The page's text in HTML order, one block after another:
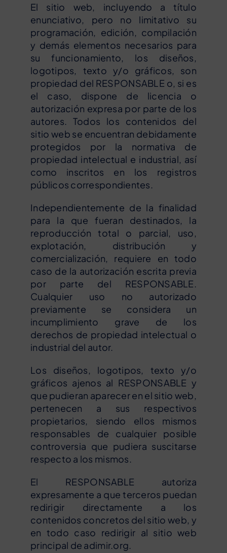
El sitio web, incluyendo a título
enunciativo, pero no limitativo su
programación, edición, compilación
y demás elementos necesarios para
su funcionamiento, los diseños,
logotipos, texto y/o gráficos, son
propiedad del RESPONSABLE o, si es
el caso, dispone de licencia o
autorización expresa por parte de los
autores. Todos los contenidos del
sitio web se encuentran debidamente
protegidos por la normativa de
propiedad intelectual e industrial, así
como inscritos en los registros
públicos correspondientes.
Independientemente de la finalidad
para la que fueran destinados, la
reproducción total o parcial, uso,
explotación, distribución y
comercialización, requiere en todo
caso de la autorización escrita previa
por parte del RESPONSABLE.
Cualquier uso no autorizado
previamente se considera un
incumplimiento grave de los
derechos de propiedad intelectual o
industrial del autor.
Los diseños, logotipos, texto y/o
gráficos ajenos al RESPONSABLE y
que pudieran aparecer en el sitio web,
pertenecen a sus respectivos
propietarios, siendo ellos mismos
responsables de cualquier posible
controversia que pudiera suscitarse
respecto a los mismos.
El RESPONSABLE autoriza
expresamente a que terceros puedan
redirigir directamente a los
contenidos concretos del sitio web, y
en todo caso redirigir al sitio web
principal de adimir.org.